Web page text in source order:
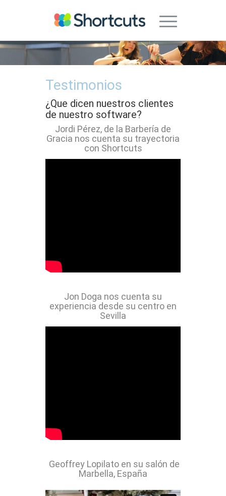
Testimonios
¿Que dicen nuestros clientes
de nuestro software?
Jordi Pérez, de la Barbería de
Gracia nos cuenta su trayectoria
con Shortcuts
Jon Doga nos cuenta su
experiencia desde su centro en
Sevilla
Geoffrey Lopilato en su salón de
Marbella, España